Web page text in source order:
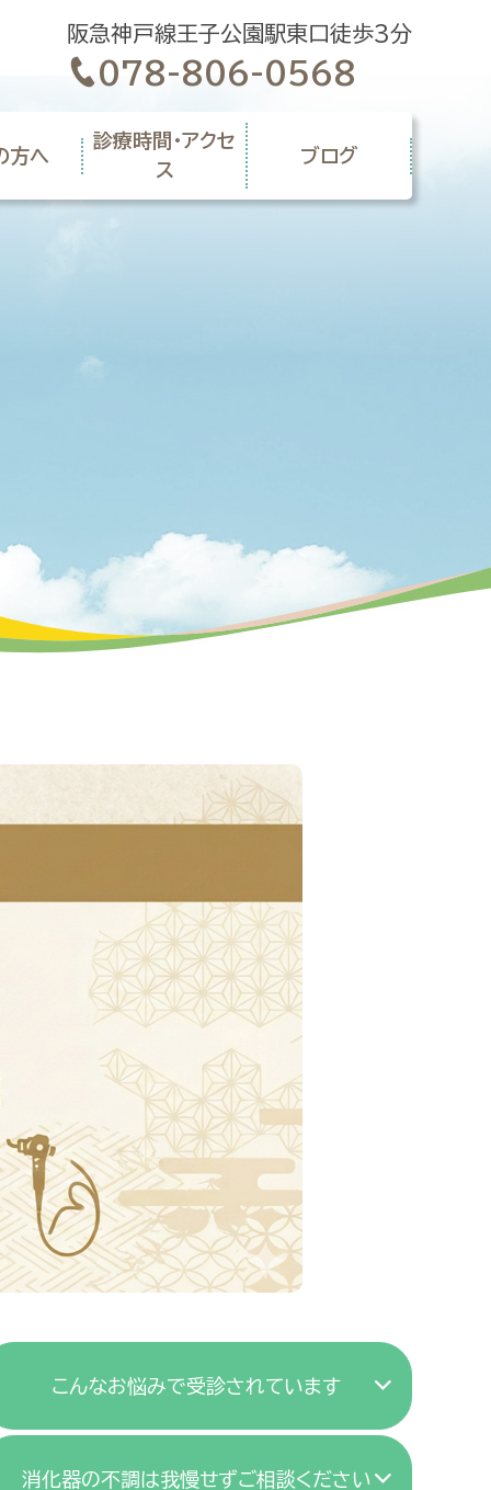
阪急神戸線王子公園駅東口徒歩3分
078-806-0568
方へ
診療時間・アクセ
ス
ブログ
こんなお悩みで受診されています
消化器の不調は我慢せずご相談ください